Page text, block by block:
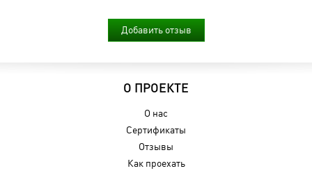
Добавить отзыв
О ПРОЕКТЕ
О нас
Сертификаты
Отзывы
Как проехать